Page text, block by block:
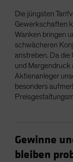
Die jüngsten
Gewerkschaften
Wanken bringen
schwächeren
anstreben. Da
und Margendruck
Aktienanleger
besonders
Gewinne
bleiben